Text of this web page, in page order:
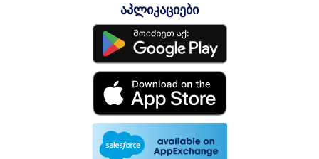
აპლიკაციები